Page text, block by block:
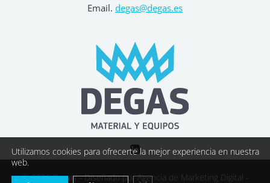
Email. degas@degas.es
© 2026 Degas - Diseñado porAgencia de Marketing Digital -
Utilizamos cookies para ofrecerte la mejor experiencia en nuestra
web.